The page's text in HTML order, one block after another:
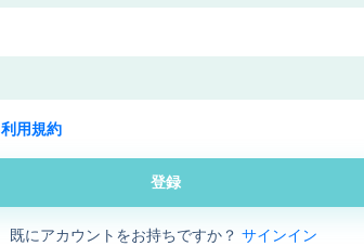
利用規約
登録
既にアカウントをお持ちですか？ サインイン